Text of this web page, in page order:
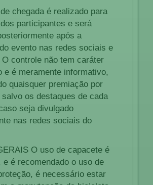
chegada é realizado para
participantes e será
após a
evento nas redes sociais e
controle não tem caráter
e é meramente informativo,
quaisquer premiação por
os destaques de cada
seja divulgado
nas redes sociais do
O uso de capacete é
e é recomendado o uso de
é necessário estar